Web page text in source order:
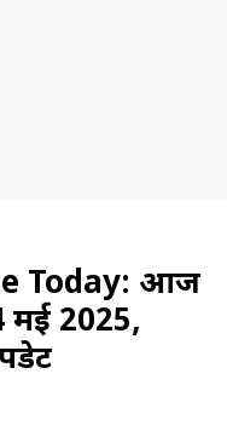
Today: आज
मई 2025,